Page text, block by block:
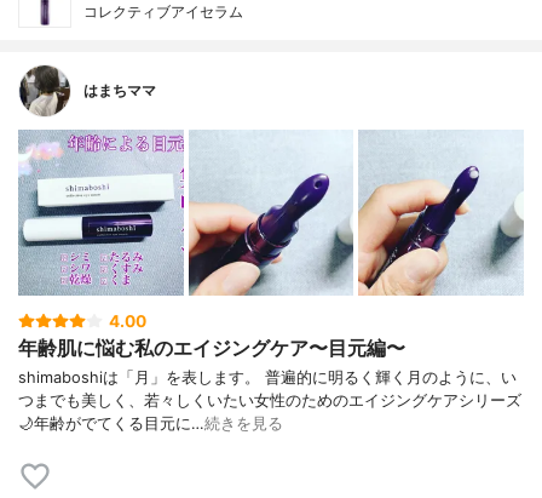
コレクティブアイセラム
はまちママ
4.00
年齢肌に悩む私のエイジングケア〜目元編〜
shimaboshiは「月」を表します。 普遍的に明るく輝く月のように、い
つまでも美しく、若々しくいたい女性のためのエイジングケアシリーズ
🌙年齢がでてくる目元に…続きを見る